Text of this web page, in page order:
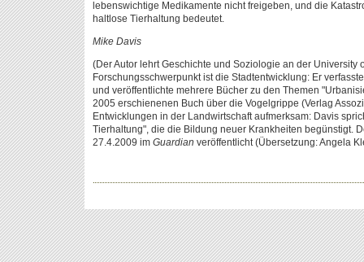
lebenswichtige Medikamente nicht freigeben, und die
haltlose Tierhaltung bedeutet.
Mike Davis
(Der Autor lehrt Geschichte und Soziologie an der University
Forschungsschwerpunkt ist die Stadtentwicklung: Er
und veröffentlichte mehrere Bücher zu den Themen
2005 erschienenen Buch über die Vogelgrippe (Verlag
Entwicklungen in der Landwirtschaft aufmerksam: Davis
Tierhaltung", die die Bildung neuer Krankheiten begünstigt.
27.4.2009 im Guardian veröffentlicht (Übersetzung: Angela